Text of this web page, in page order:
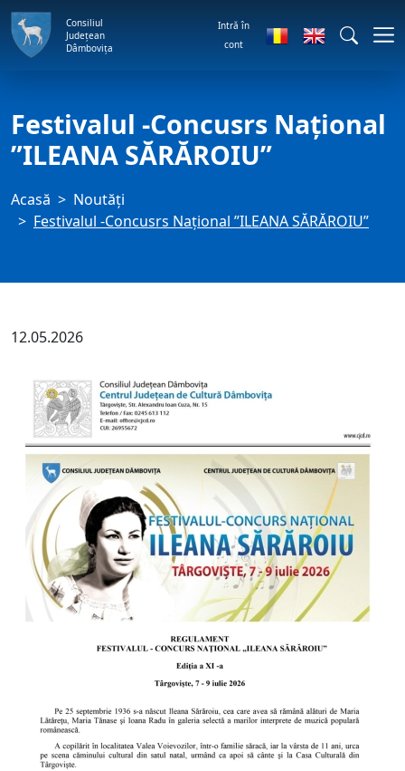
Consiliul
Județean
Dâmbovița
Intră în
cont
Festivalul -Concusrs Național
”ILEANA SĂRĂROIU”
Acasă
Noutăți
Festivalul -Concusrs Național ”ILEANA SĂRĂROIU”
12.05.2026